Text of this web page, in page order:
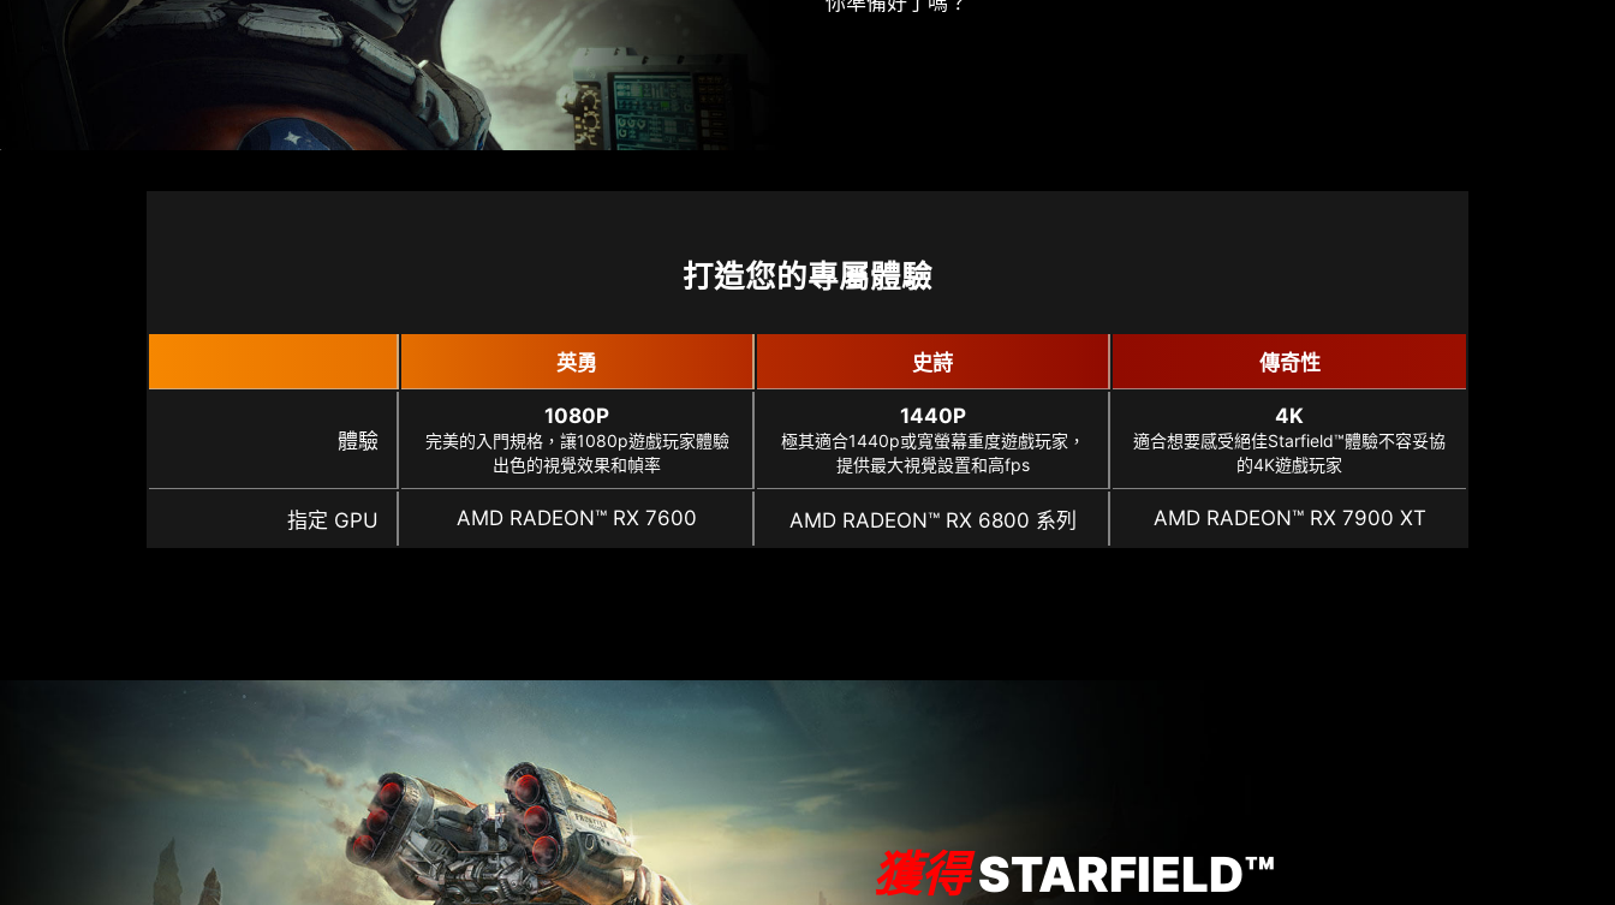
打造您的專屬體驗
英勇 史詩 傳奇性
體驗
1080P
完美的入門規格，讓1080p遊戲玩家體驗
出色的視覺效果和幀率
1440P
極其適合1440p或寬螢幕重度遊戲玩家，
提供最大視覺設置和高fps
4K
適合想要感受絕佳Starfield™體驗不容妥協
的4K遊戲玩家
指定 GPU AMD RADEON™ RX 7600 AMD RADEON™ RX 6800 系列 AMD RADEON™ RX 7900 XT
獲得STARFIELD™